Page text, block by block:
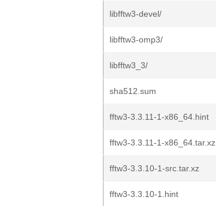
libfftw3-devel/
libfftw3-omp3/
libfftw3_3/
sha512.sum
fftw3-3.3.11-1-x86_64.hint
fftw3-3.3.11-1-x86_64.tar.xz
fftw3-3.3.10-1-src.tar.xz
fftw3-3.3.10-1.hint